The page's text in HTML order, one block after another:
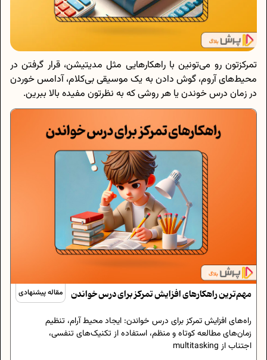
تمرکزتون رو می‌تونین با راهکارهایی مثل مدیتیشن، قرار گرفتن در
محیط‌های آروم، گوش دادن به یک موسیقی بی‌کلام، آدامس خوردن
در زمان درس خوندن یا هر روشی که به نظرتون مفیده بالا ببرین.
مقاله پیشنهادی مهم‌ترین راهکارهای افزایش تمرکز برای درس خواندن
راه‌های افزایش تمرکز برای درس خواندن: ایجاد محیط آرام، تنظیم
زمان‌های مطالعه کوتاه و منظم، استفاده از تکنیک‌های تنفسی،
اجتناب از multitasking